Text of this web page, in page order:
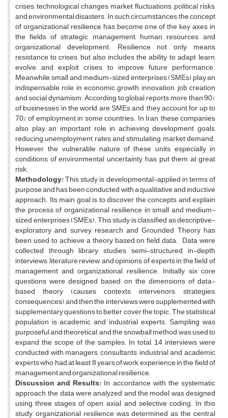
crises, technological changes, market fluctuations, political risks,
and environmental disasters. In such circumstances, the concept
of organizational resilience has become one of the key axes in
the fields of strategic management, human resources, and
organizational development. Resilience not only means
resistance to crises, but also includes the ability to adapt, learn,
evolve, and exploit crises to improve future performance.
Meanwhile, small and medium-sized enterprises (SMEs) play an
indispensable role in economic growth, innovation, job creation
and social dynamism. According to global reports, more than 90%
of businesses in the world are SMEs and, they account for up to
70% of employment in some countries. In Iran, these companies
also play an important role in achieving development goals,
reducing unemployment rates and stimulating market demand.
However, the vulnerable nature of these units, especially in
conditions of environmental uncertainty, has put them at great
risk.
Methodology:This study is developmental-applied in terms of
purpose and has been conducted with a qualitative and inductive
approach. Its main goal is to discover the concepts and explain
the process of organizational resilience in small and medium-
sized enterprises (SMEs). This study is classified as descriptive-
exploratory and survey research and Grounded Theory has
been used to achieve a theory based on field data. Data were
collected through library studies, semi-structured in-depth
interviews, literature review, and opinions of experts in the field of
management and organizational resilience. Initially, six core
questions were designed based on the dimensions of data-
based theory (causes, contexts, intervenors, strategies,
consequences), and then the interviews were supplemented with
supplementary questions to better cover the topic. The statistical
population is academic and industrial experts. Sampling was
purposeful and theoretical, and the snowball method was used to
expand the scope of the samples. In total, 14 interviews were
conducted with managers, consultants, industrial and academic
experts who had at least 8 years of work experience in the field of
management and organizational resilience.
Discussion and Results: In accordance with the systematic
approach, the data were analyzed and the model was designed
using three stages of open, axial, and selective coding. In this
study, organizational resilience was determined as the central